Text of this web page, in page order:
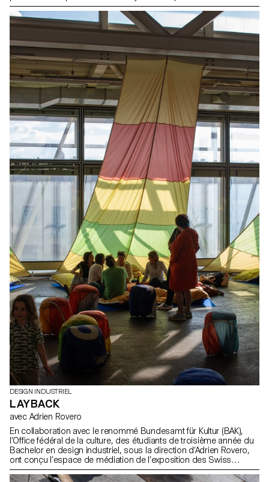
magazines. L'objectif est de créer des projets ayant le potentiel de
s'intégrer parfaitement dans notre société contemporaine et son
économie, en exploitant leurs affinités personnelles et leurs
intérêts pour améliorer leur travail.
DESIGN INDUSTRIEL
LAYBACK
avec Adrien Rovero
En collaboration avec le renommé Bundesamt für Kultur (BAK),
l’Office fédéral de la culture, des étudiants de troisième année du
Bachelor en design industriel, sous la direction d’Adrien Rovero,
ont conçu l’espace de médiation de l’exposition des Swiss
Design Awards à Bâle, qui se tiendra pendant la foire Art Basel en
juin 2024.